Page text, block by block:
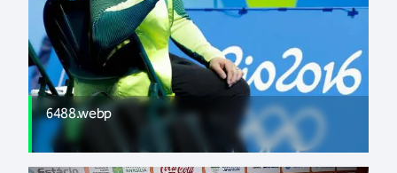
6488.webp